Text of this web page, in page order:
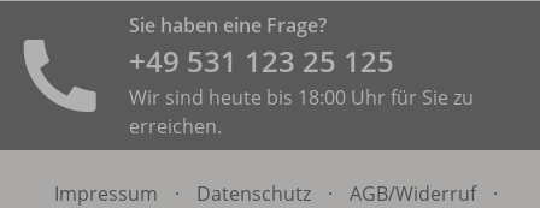
Sie haben eine Frage?
+49 531 ­123 25 125
Wir sind heute bis 18:00 Uhr für Sie zu
erreichen.
Impressum · Datenschutz · AGB/Widerruf ·